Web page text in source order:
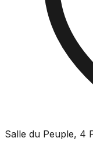
Salle du Peuple, 4